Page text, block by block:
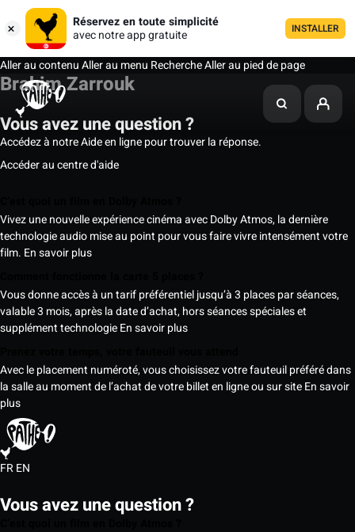
Réservez en toute simplicité
avec notre app gratuite
INSTALLER
Aller au contenuAller au menu RechercheAller au pied de page
Brahim Zarrouk
Vous avez une question ?
Accédez à notre Aide en ligne pour trouver la réponse.
Accéder au centre d'aide
Vivez une nouvelle expérience cinéma avec Dolby Atmos, la dernière
technologie audio mise au point pour vous faire vivre intensément votre
film. En savoir plus
Vous donne accès à un tarif préférentiel jusqu’à 3 places par séances,
valable 3 mois, après la date d’achat, hors séances spéciales et
supplément technologieEn savoir plus
Avec le placement numéroté, vous choisissez votre fauteuil préféré dans
la salle au moment de l’achat de votre billet en ligne ou sur siteEn savoir
plus
FREN
Vous avez une question ?